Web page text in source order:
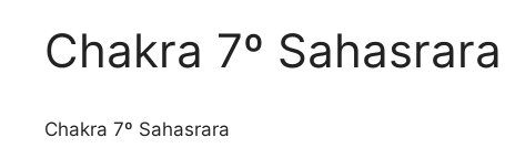
Chakra 7º Sahasrara
Chakra 7º Sahasrara